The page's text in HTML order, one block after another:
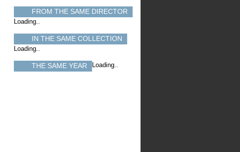
FROM THE SAME DIRECTOR
Loading..
IN THE SAME COLLECTION
Loading..
THE SAME YEAR Loading..